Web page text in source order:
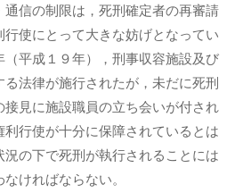
通信の制限は，死刑確定者の再審請
使にとって大きな妨げとなってい
（平成１９年），刑事収容施設及び
法律が施行されたが，未だに死刑
見に施設職員の立ち会いが付され
利行使が十分に保障されているとは
の下で死刑が執行されることには
ければならない。